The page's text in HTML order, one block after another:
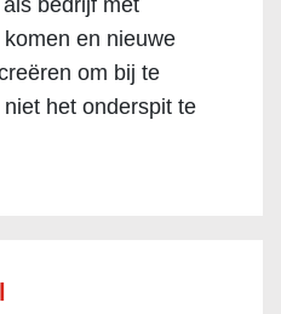
bedrijf met
en nieuwe
om bij te
het onderspit te